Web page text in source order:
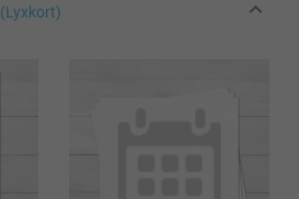
(Lyxkort)